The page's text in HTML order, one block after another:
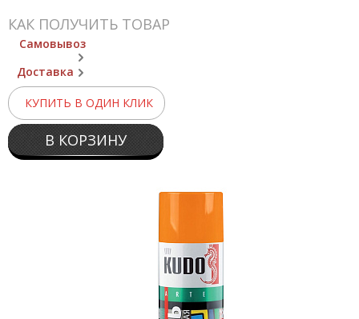
КАК ПОЛУЧИТЬ ТОВАР
Самовывоз
Доставка
КУПИТЬ В ОДИН КЛИК
В КОРЗИНУ